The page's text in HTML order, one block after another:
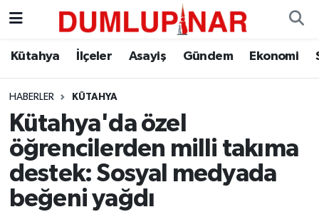
Kütahya İlçeler Asayiş Gündem Ekonomi
HABERLER KÜTAHYA
Kütahya'da özel
öğrencilerden milli takıma
destek: Sosyal medyada
beğeni yağdı
Asayiş
Diğer
Dünya
Eğitim
Ekonomi
Kütahya Hava Durumu
Kütahya Trafik Yoğunluk Haritası
Süper Lig Puan Durumu ve Fikstür
Tüm Manşetler
Son Dakika Haberleri